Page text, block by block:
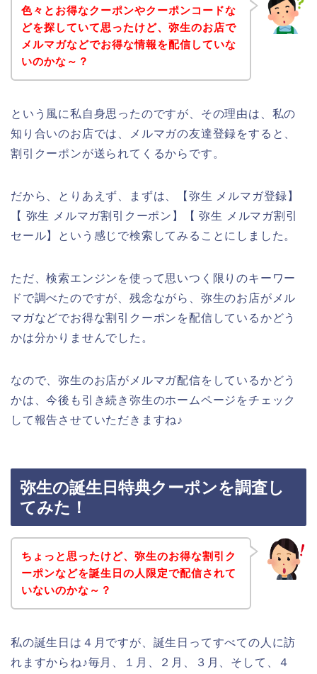
色々とお得なクーポンやクーポンコードな
どを探していて思ったけど、弥生のお店で
メルマガなどでお得な情報を配信していな
いのかな～？
という風に私自身思ったのですが、その理由は、私の
知り合いのお店では、メルマガの友達登録をすると、
割引クーポンが送られてくるからです。
だから、とりあえず、まずは、【弥生 メルマガ登録】
【 弥生 メルマガ割引クーポン】【 弥生 メルマガ割引
セール】という感じで検索してみることにしました。
ただ、検索エンジンを使って思いつく限りのキーワー
ドで調べたのですが、残念ながら、弥生のお店がメル
マガなどでお得な割引クーポンを配信しているかどう
かは分かりませんでした。
なので、弥生のお店がメルマガ配信をしているかどう
かは、今後も引き続き弥生のホームページをチェック
して報告させていただきますね♪
弥生の誕生日特典クーポンを調査し
てみた！
ちょっと思ったけど、弥生のお得な割引ク
ーポンなどを誕生日の人限定で配信されて
いないのかな～？
私の誕生日は４月ですが、誕生日ってすべての人に訪
れますからね♪毎月、１月、２月、３月、そして、４